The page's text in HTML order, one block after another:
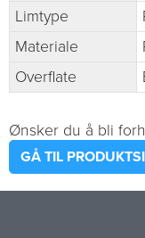
Limtype
Materiale
Overflate
Ønsker du å bli
GÅ TIL